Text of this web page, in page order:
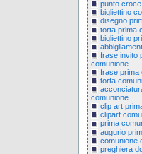
punto
bigliettino
disegno
torta prima
bigliettino
frase invito
comunione
frase prima
torta
comunione
clip art
clipart
prima
augurio
comunione
preghiera